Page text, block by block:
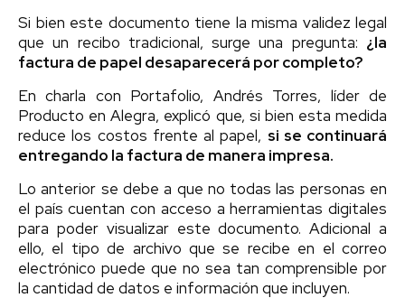
Si bien este documento tiene la misma validez legal
que un recibo tradicional, surge una pregunta: ¿la
factura de papel desaparecerá por completo?
En charla con Portafolio, Andrés Torres, líder de
Producto en Alegra, explicó que, si bien esta medida
reduce los costos frente al papel, si se continuará
entregando la factura de manera impresa.
Lo anterior se debe a que no todas las personas en
el país cuentan con acceso a herramientas digitales
para poder visualizar este documento. Adicional a
ello, el tipo de archivo que se recibe en el correo
electrónico puede que no sea tan comprensible por
la cantidad de datos e información que incluyen.